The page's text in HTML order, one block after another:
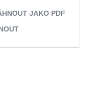
JAKO PDF